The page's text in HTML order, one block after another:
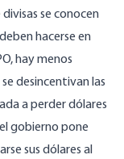
se conocen
hacerse en
hay menos
desincentivan las
a perder dólares
gobierno pone
sus dólares al